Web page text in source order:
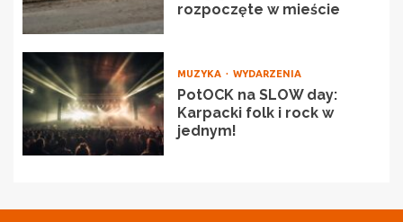
rozpoczęte w mieście
MUZYKA WYDARZENIA
PotOCK na SLOW day:
Karpacki folk i rock w
jednym!